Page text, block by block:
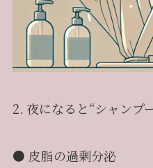
2. 夜になると“シャンプ
● 皮脂の過剰分泌